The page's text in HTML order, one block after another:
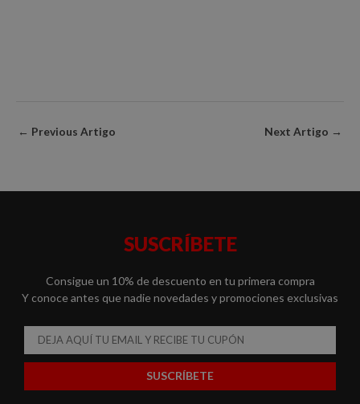
← Previous Artigo Next Artigo →
SUSCRÍBETE
Consigue un 10% de descuento en tu primera compra
Y conoce antes que nadie novedades y promociones exclusivas
SUSCRÍBETE